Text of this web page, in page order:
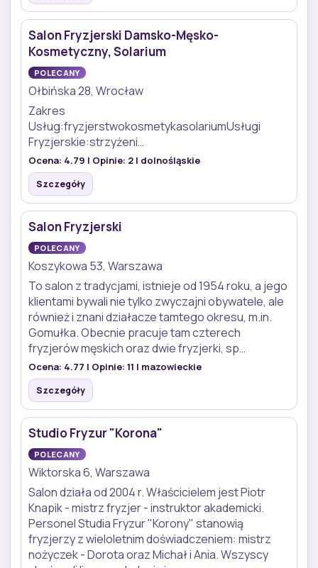
Salon Fryzjerski Damsko-Męsko-
Kosmetyczny, Solarium
POLECANY
Ołbińska 28, Wrocław
Zakres
Usług:fryzjerstwokosmetykasolariumUsługi
Fryzjerskie:strzyżeni…
Ocena: 4.79 | Opinie: 2 | dolnośląskie
Szczegóły
Salon Fryzjerski
POLECANY
Koszykowa 53, Warszawa
To salon z tradycjami, istnieje od 1954 roku, a jego
klientami bywali nie tylko zwyczajni obywatele, ale
również i znani działacze tamtego okresu, m.in.
Gomułka. Obecnie pracuje tam czterech
fryzjerów męskich oraz dwie fryzjerki, sp…
Ocena: 4.77 | Opinie: 11 | mazowieckie
Szczegóły
Studio Fryzur "Korona"
POLECANY
Wiktorska 6, Warszawa
Salon działa od 2004 r. Właścicielem jest Piotr
Knapik - mistrz fryzjer - instruktor akademicki.
Personel Studia Fryzur "Korony" stanowią
fryzjerzy z wieloletnim doświadczeniem: mistrz
nożyczek - Dorota oraz Michał i Ania. Wszyscy